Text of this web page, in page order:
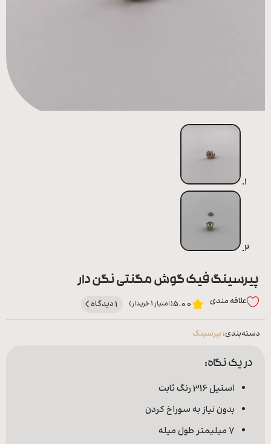
پیرسینگ فیک گوش مگنتی نگن دار
علاقه‌ مندی 5.00(امتیاز 1 خریدار) 1 دیدگاه
دسته‌بندی: پیرسینگ
در یک نگاه:
استیل 316 رنگ ثابت
بدون نیاز به سوراخ کردن
7 میلیمتر طول میله